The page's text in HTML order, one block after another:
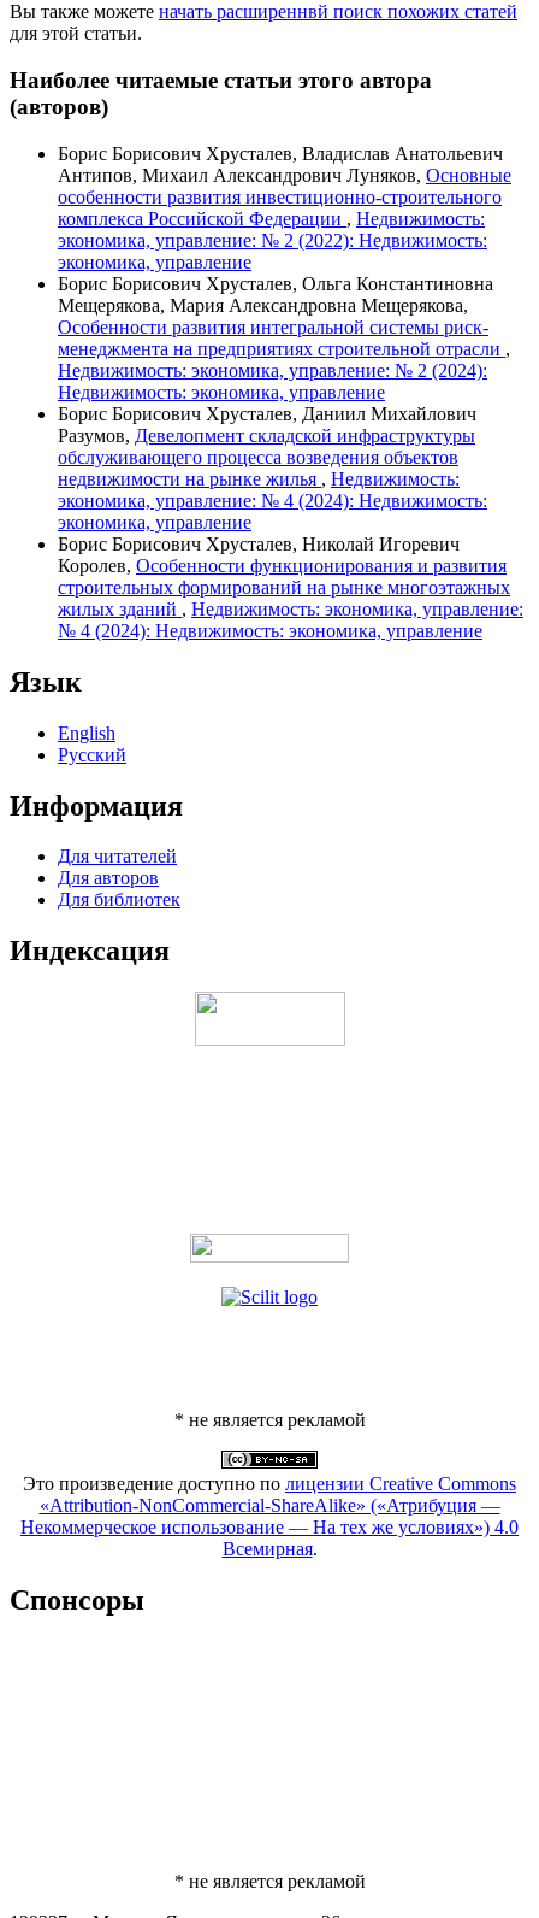
Вы также можете начать расширеннвй поиск похожих статей
для этой статьи.
Наиболее читаемые статьи этого автора
(авторов)
Борис Борисович Хрусталев, Владислав Анатольевич
Антипов, Михаил Александрович Луняков, Основные
особенности развития инвестиционно-строительного
комплекса Российской Федерации , Недвижимость:
экономика, управление: № 2 (2022): Недвижимость:
экономика, управление
Борис Борисович Хрусталев, Ольга Константиновна
Мещерякова, Мария Александровна Мещерякова,
Особенности развития интегральной системы риск-
менеджмента на предприятиях строительной отрасли ,
Недвижимость: экономика, управление: № 2 (2024):
Недвижимость: экономика, управление
Борис Борисович Хрусталев, Даниил Михайлович
Разумов, Девелопмент складской инфраструктуры
обслуживающего процесса возведения объектов
недвижимости на рынке жилья , Недвижимость:
экономика, управление: № 4 (2024): Недвижимость:
экономика, управление
Борис Борисович Хрусталев, Николай Игоревич
Королев, Особенности функционирования и развития
строительных формирований на рынке многоэтажных
жилых зданий , Недвижимость: экономика, управление:
№ 4 (2024): Недвижимость: экономика, управление
Язык
English
Русский
Информация
Для читателей
Для авторов
Для библиотек
Индексация
* не является рекламой
Это произведение доступно по лицензии Creative Commons
«Attribution-NonCommercial-ShareAlike» («Атрибуция —
Некоммерческое использование — На тех же условиях») 4.0
Всемирная.
Спонсоры
* не является рекламой